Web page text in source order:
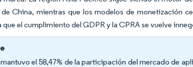
China, mientras que los modelos de monetización
el cumplimiento del GDPR y la CPRA se vuelve
el 58,47% de la participación del mercado de